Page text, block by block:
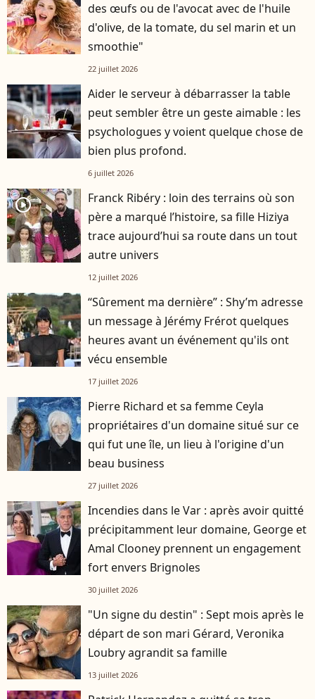
des œufs ou de l'avocat avec de l'huile
d'olive, de la tomate, du sel marin et un
smoothie"
22 juillet 2026
Aider le serveur à débarrasser la table
peut sembler être un geste aimable : les
psychologues y voient quelque chose de
bien plus profond.
6 juillet 2026
player2
Franck Ribéry : loin des terrains où son
père a marqué l’histoire, sa fille Hiziya
trace aujourd’hui sa route dans un tout
autre univers
12 juillet 2026
“Sûrement ma dernière” : Shy’m adresse
un message à Jérémy Frérot quelques
heures avant un événement qu'ils ont
vécu ensemble
17 juillet 2026
Pierre Richard et sa femme Ceyla
propriétaires d'un domaine situé sur ce
qui fut une île, un lieu à l'origine d'un
beau business
27 juillet 2026
Incendies dans le Var : après avoir quitté
précipitamment leur domaine, George et
Amal Clooney prennent un engagement
fort envers Brignoles
30 juillet 2026
"Un signe du destin" : Sept mois après le
départ de son mari Gérard, Veronika
Loubry agrandit sa famille
13 juillet 2026